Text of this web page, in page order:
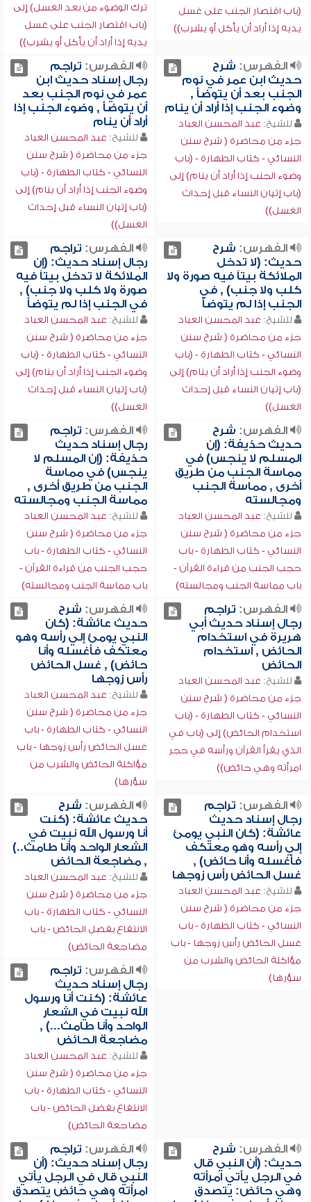
(باب اقتصار الجنب على غسل
يديه إذا أراد أن يأكل أو يشرب))
ترك الوضوء من بعد الغسل) إلى
(باب اقتصار الجنب على غسل
يديه إذا أراد أن يأكل أو يشرب))
الفهرس: شرح
حديث ابن عمر في نوم
الجنب بعد أن يتوضأ ,
وضوء الجنب إذا أراد أن ينام
للشيخ: عبد المحسن العباد
جزء من محاضرة ( شرح سنن
النسائي - كتاب الطهارة - (باب
وضوء الجنب إذا أراد أن ينام) إلى
(باب إتيان النساء قبل إحداث
الغسل))
الفهرس: تراجم
رجال إسناد حديث ابن
عمر في نوم الجنب بعد
أن يتوضأ , وضوء الجنب إذا
أراد أن ينام
للشيخ: عبد المحسن العباد
جزء من محاضرة ( شرح سنن
النسائي - كتاب الطهارة - (باب
وضوء الجنب إذا أراد أن ينام) إلى
(باب إتيان النساء قبل إحداث
الغسل))
الفهرس: شرح
حديث: (لا تدخل
الملائكة بيتاً فيه صورة ولا
كلب ولا جنب) , في
الجنب إذا لم يتوضأ
للشيخ: عبد المحسن العباد
جزء من محاضرة ( شرح سنن
النسائي - كتاب الطهارة - (باب
وضوء الجنب إذا أراد أن ينام) إلى
(باب إتيان النساء قبل إحداث
الغسل))
الفهرس: تراجم
رجال إسناد حديث: (إن
الملائكة لا تدخل بيتاً فيه
صورة ولا كلب ولا جنب) ,
في الجنب إذا لم يتوضأ
للشيخ: عبد المحسن العباد
جزء من محاضرة ( شرح سنن
النسائي - كتاب الطهارة - (باب
وضوء الجنب إذا أراد أن ينام) إلى
(باب إتيان النساء قبل إحداث
الغسل))
الفهرس: شرح
حديث حذيفة: (إن
المسلم لا ينجس) في
مماسة الجنب من طريق
أخرى , مماسة الجنب
ومجالسته
للشيخ: عبد المحسن العباد
جزء من محاضرة ( شرح سنن
النسائي - كتاب الطهارة - باب
حجب الجنب من قراءة القرآن -
باب مماسة الجنب ومجالسته)
الفهرس: تراجم
رجال إسناد حديث
حذيفة: (إن المسلم لا
ينجس) في مماسة
الجنب من طريق أخرى ,
مماسة الجنب ومجالسته
للشيخ: عبد المحسن العباد
جزء من محاضرة ( شرح سنن
النسائي - كتاب الطهارة - باب
حجب الجنب من قراءة القرآن -
باب مماسة الجنب ومجالسته)
الفهرس: تراجم
رجال إسناد حديث أبي
هريرة في استخدام
الحائض , استخدام
الحائض
للشيخ: عبد المحسن العباد
جزء من محاضرة ( شرح سنن
النسائي - كتاب الطهارة - (باب
استخدام الحائض) إلى (باب في
الذي يقرأ القرآن ورأسه في حجر
امرأته وهي حائض))
الفهرس: شرح
حديث عائشة: (كان
النبي يومئ إلي رأسه وهو
معتكف فأغسله وأنا
حائض) , غسل الحائض
رأس زوجها
للشيخ: عبد المحسن العباد
جزء من محاضرة ( شرح سنن
النسائي - كتاب الطهارة - باب
غسل الحائض رأس زوجها - باب
مؤاكلة الحائض والشرب من
سؤرها)
الفهرس: تراجم
رجال إسناد حديث
عائشة: (كان النبي يومئ
إلي رأسه وهو معتكف
فأغسله وأنا حائض) ,
غسل الحائض رأس زوجها
للشيخ: عبد المحسن العباد
جزء من محاضرة ( شرح سنن
النسائي - كتاب الطهارة - باب
غسل الحائض رأس زوجها - باب
مؤاكلة الحائض والشرب من
سؤرها)
الفهرس: شرح
حديث عائشة: (كنت
أنا ورسول الله نبيت في
الشعار الواحد وأنا طامث..)
, مضاجعة الحائض
للشيخ: عبد المحسن العباد
جزء من محاضرة ( شرح سنن
النسائي - كتاب الطهارة - باب
الانتفاع بفضل الحائض - باب
مضاجعة الحائض)
الفهرس: تراجم
رجال إسناد حديث
عائشة: (كنت أنا ورسول
الله نبيت في الشعار
الواحد وأنا طامث...) ,
مضاجعة الحائض
للشيخ: عبد المحسن العباد
جزء من محاضرة ( شرح سنن
النسائي - كتاب الطهارة - باب
الانتفاع بفضل الحائض - باب
مضاجعة الحائض)
الفهرس: شرح
حديث: (أن النبي قال
في الرجل يأتي امرأته
وهي حائض: يتصدق
الفهرس: تراجم
رجال إسناد حديث: (أن
النبي قال في الرجل يأتي
امرأته وهي حائض يتصدق